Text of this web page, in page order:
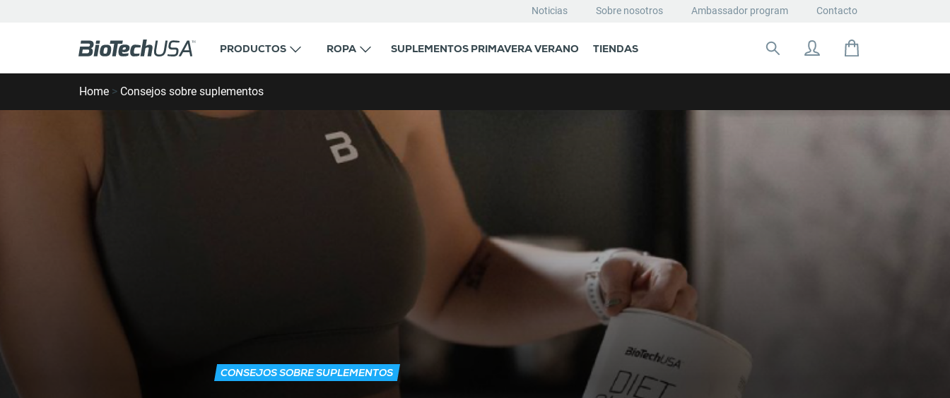
Noticias Sobre nosotros Ambassador program Contacto
PRODUCTOS ROPA SUPLEMENTOS PRIMAVERA VERANO TIENDAS
Buscar:
Home > Consejos sobre suplementos
CONSEJOS SOBRE SUPLEMENTOS